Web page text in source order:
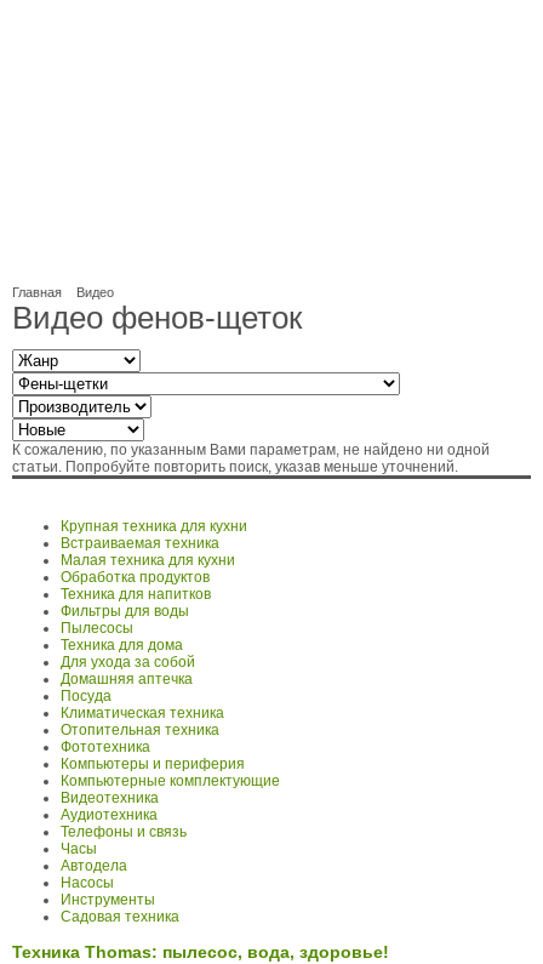
Главная Видео
Видео фенов-щеток
К сожалению, по указанным Вами параметрам, не найдено ни одной
статьи. Попробуйте повторить поиск, указав меньше уточнений.
Крупная техника для кухни
Встраиваемая техника
Малая техника для кухни
Обработка продуктов
Техника для напитков
Фильтры для воды
Пылесосы
Техника для дома
Для ухода за собой
Домашняя аптечка
Посуда
Климатическая техника
Отопительная техника
Фототехника
Компьютеры и периферия
Компьютерные комплектующие
Видеотехника
Аудиотехника
Телефоны и связь
Часы
Автодела
Насосы
Инструменты
Садовая техника
Техника Thomas: пылесос, вода, здоровье!